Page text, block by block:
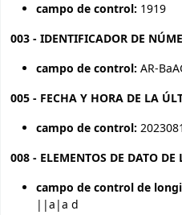
campo de control: 1919
003 - IDENTIFICADOR DE
campo de control: AR-
005 - FECHA Y HORA DE LA
campo de control:
008 - ELEMENTOS DE DATO
campo de control de
||a|a d